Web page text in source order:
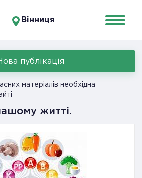
Вінниця
публікація
матеріалів необхідна
житті.